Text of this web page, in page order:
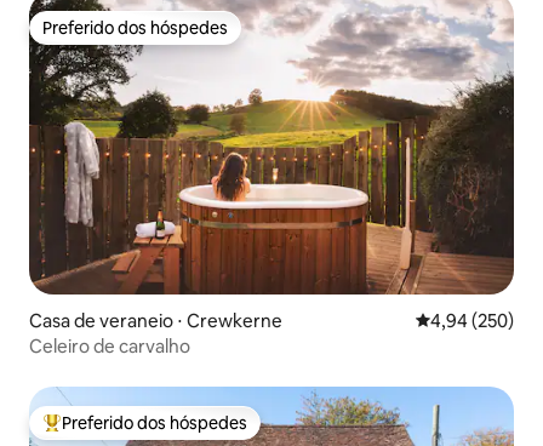
Preferido dos hóspedes
Preferido dos hóspedes
Casa de veraneio ⋅ Crewkerne 4,94 de uma
4,94 (250)
Celeiro de carvalho
Entre os melhores preferidos dos hóspedes
Preferido dos hóspedes